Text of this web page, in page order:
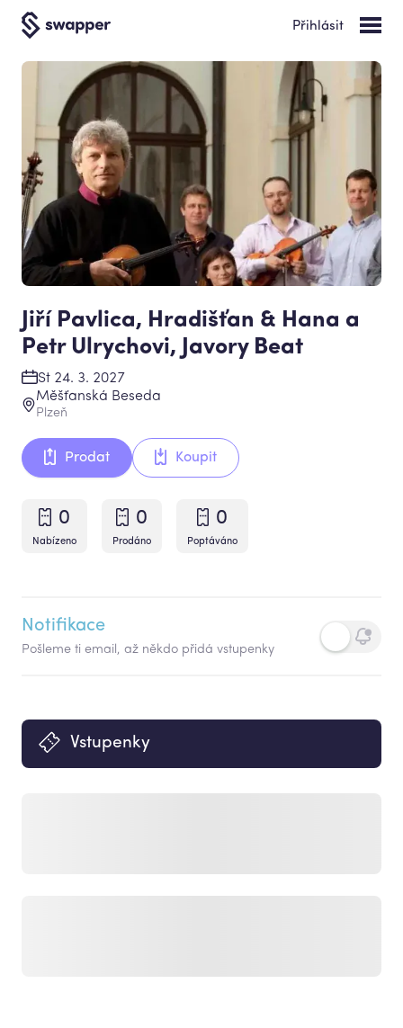
Přihlásit
Jiří Pavlica, Hradišťan & Hana a
Petr Ulrychovi, Javory Beat
St 24. 3. 2027
Měšťanská Beseda
Plzeň
Prodat Koupit
0
Nabízeno
0
Prodáno
0
Poptáváno
Notifikace
Pošleme ti email, až někdo přidá vstupenky
Vstupenky